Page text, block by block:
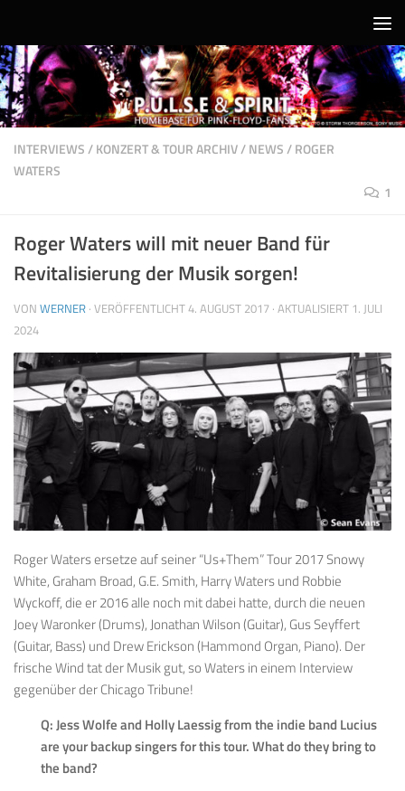
INTERVIEWS/KONZERT & TOUR ARCHIV/NEWS/ROGER
WATERS
1
Roger Waters will mit neuer Band für
Revitalisierung der Musik sorgen!
VON WERNER · VERÖFFENTLICHT4. AUGUST 2017 · AKTUALISIERT 1. JULI
2024
Roger Waters ersetze auf seiner “Us+Them” Tour 2017 Snowy
White, Graham Broad, G.E. Smith, Harry Waters und Robbie
Wyckoff, die er 2016 alle noch mit dabei hatte, durch die neuen
Joey Waronker (Drums), Jonathan Wilson (Guitar), Gus Seyffert
(Guitar, Bass) und Drew Erickson (Hammond Organ, Piano). Der
frische Wind tat der Musik gut, so Waters in einem Interview
gegenüber der Chicago Tribune!
Q: Jess Wolfe and Holly Laessig from the indie band Lucius
are your backup singers for this tour. What do they bring to
the band?